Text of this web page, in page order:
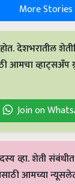
More Stories
देशभरातील
आमचा व्हाट्सअँप
Join on
व्हा. शेती
आमच्या